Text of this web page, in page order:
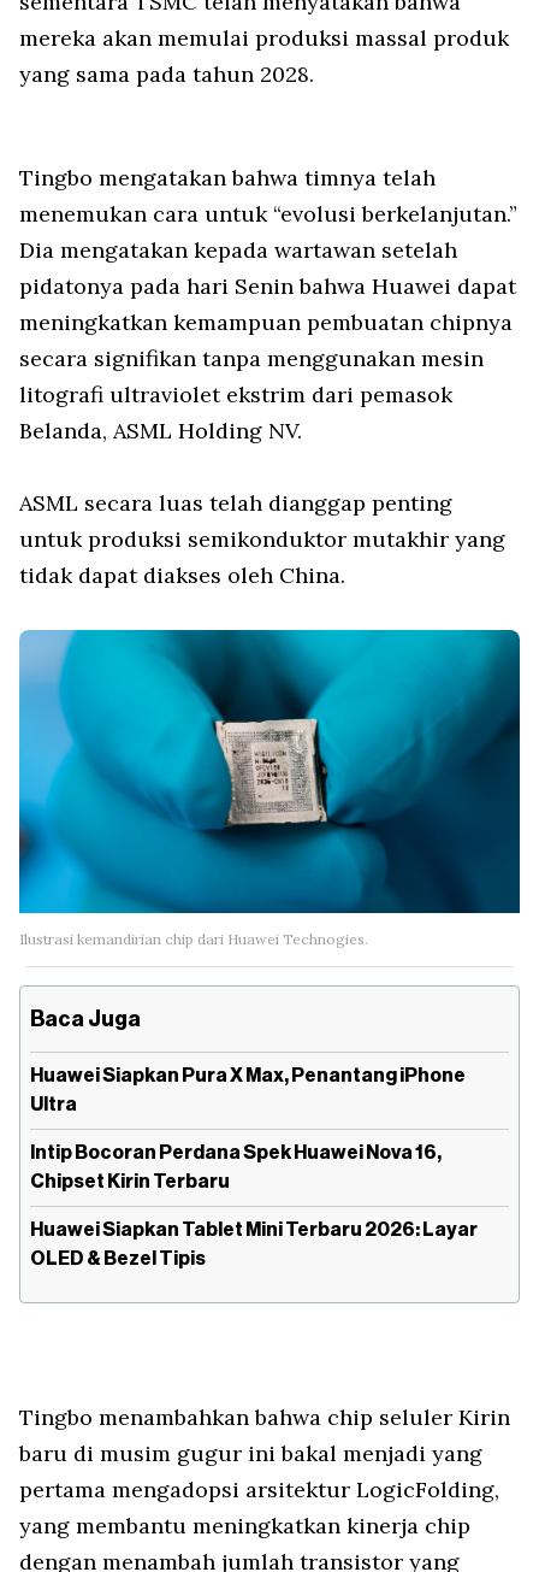
mereka akan memulai produksi massal produk
yang sama pada tahun 2028.
Tingbo mengatakan bahwa timnya telah
menemukan cara untuk “evolusi berkelanjutan.”
Dia mengatakan kepada wartawan setelah
pidatonya pada hari Senin bahwa Huawei dapat
meningkatkan kemampuan pembuatan chipnya
secara signifikan tanpa menggunakan mesin
litografi ultraviolet ekstrim dari pemasok
Belanda, ASML Holding NV.
ASML secara luas telah dianggap penting
untuk produksi semikonduktor mutakhir yang
tidak dapat diakses oleh China.
Ilustrasi kemandirian chip dari Huawei Technogies.
Baca Juga
Huawei Siapkan Pura X Max, Penantang iPhone
Ultra
Intip Bocoran Perdana Spek Huawei Nova 16,
Chipset Kirin Terbaru
Huawei Siapkan Tablet Mini Terbaru 2026: Layar
OLED & Bezel Tipis
Tingbo menambahkan bahwa chip seluler Kirin
baru di musim gugur ini bakal menjadi yang
pertama mengadopsi arsitektur LogicFolding,
yang membantu meningkatkan kinerja chip
dengan menambah jumlah transistor yang